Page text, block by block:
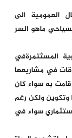
العمومية الى
ماهو السر
المسثتمرةفي
في مشاريعها
به سواء كان
وتكوين ولكن رغم
سواء في